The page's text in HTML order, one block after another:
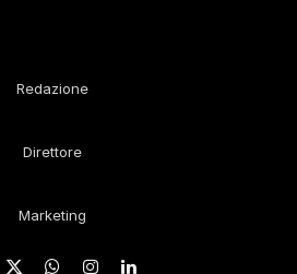
Redazione
Direttore
Marketing